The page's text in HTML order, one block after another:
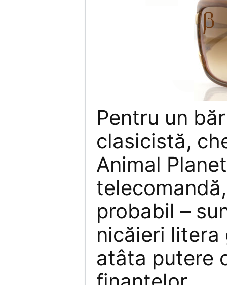
Pentru un
clasicistă,
Animal
telecomandă,
probabil –
nicăieri litera
atâta putere